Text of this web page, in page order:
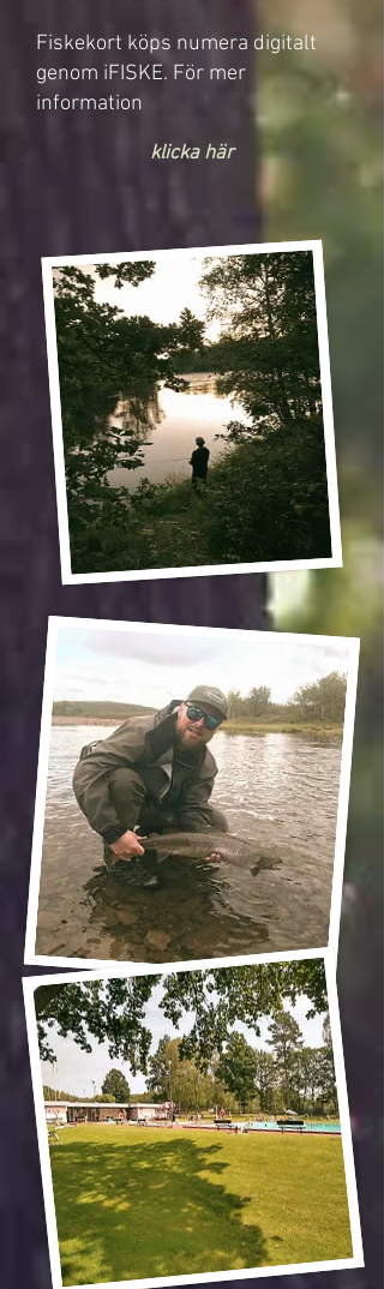
Fiskekort köps numera digitalt
genom iFISKE. För mer
information
klicka här